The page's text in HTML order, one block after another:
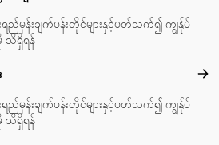
ည်မှန်းချက်ပန်းတိုင်များနှင့်ပတ်သက်၍ ကျွန်ုပ်
သိရှိရန်
မှီင
ည်မှန်းချက်ပန်းတိုင်များနှင့်ပတ်သက်၍ ကျွန်ုပ်
သိရှိရန်